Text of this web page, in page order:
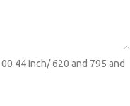
44 Inch/ 620 and 795 and